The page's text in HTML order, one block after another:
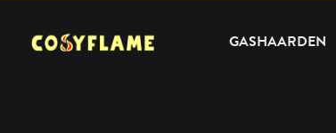
GASHAARDEN